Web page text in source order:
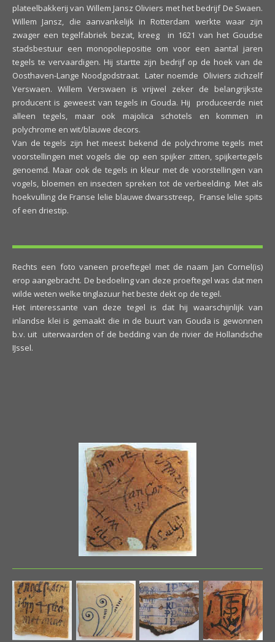
plateelbakkerij van Willem Jansz Oliviers met het bedrijf De Swaen.
Willem Jansz, die aanvankelijk in Rotterdam werkte waar zijn
zwager een tegelfabriek bezat, kreeg in 1621 van het Goudse
stadsbestuur een monopoliepositie om voor een aantal jaren
tegels te vervaardigen. Hij startte zijn bedrijf op de hoek van de
Oosthaven-Lange Noodgodstraat. Later noemde Oliviers zichzelf
Verswaen. Willem Verswaen is vrijwel zeker de belangrijkste
producent is geweest van tegels in Gouda. Hij produceerde niet
alleen tegels, maar ook majolica schotels en kommen in
polychrome en wit/blauwe decors.
Van de tegels zijn het meest bekend de polychrome tegels met
voorstellingen met vogels die op een spijker zitten, spijkertegels
genoemd. Maar ook de tegels in kleur met de voorstellingen van
vogels, bloemen en insecten spreken tot de verbeelding. Met als
hoekvulling de Franse lelie blauwe dwarsstreep, Franse lelie spits
of een driestip.
Rechts een foto vaneen proeftegel met de naam Jan Cornel(is)
erop aangebracht. De bedoeling van deze proeftegel was dat men
wilde weten welke tinglazuur het beste dekt op de tegel.
Het interessante van deze tegel is dat hij waarschijnlijk van
inlandse klei is gemaakt die in de buurt van Gouda is gewonnen
b.v. uit uiterwaarden of de bedding van de rivier de Hollandsche
IJssel.